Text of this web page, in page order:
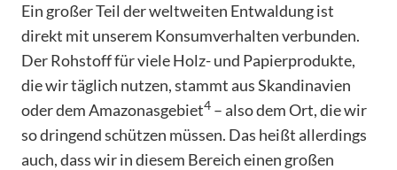
Ein großer Teil der weltweiten Entwaldung ist
direkt mit unserem Konsumverhalten verbunden.
Der Rohstoff für viele Holz- und Papierprodukte,
die wir täglich nutzen, stammt aus Skandinavien
oder dem Amazonasgebiet4 – also dem Ort, die wir
so dringend schützen müssen. Das heißt allerdings
auch, dass wir in diesem Bereich einen großen